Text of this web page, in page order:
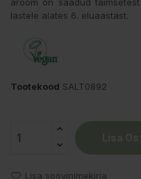
lastele alates 6. eluaastast.
Tootekood SALT0892
Lisa soovinimekirja